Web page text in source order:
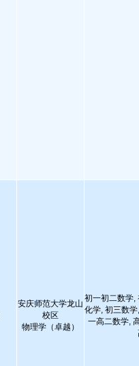
安庆师范大学龙山
校区
物理学（卓越）
初一初二数学,
化学, 初三数
一高二数学,